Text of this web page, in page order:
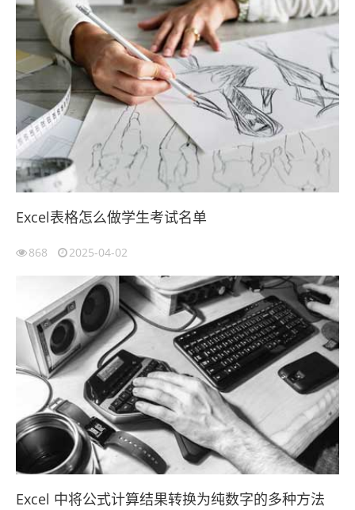
Excel表格怎么做学生考试名单
868 2025-04-02
Excel 中将公式计算结果转换为纯数字的多种方法